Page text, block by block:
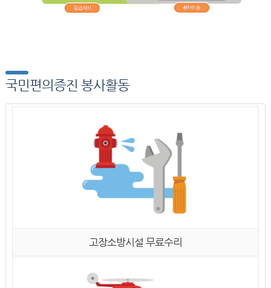
국민편의증진 봉사활동
고장소방시설 무료수리